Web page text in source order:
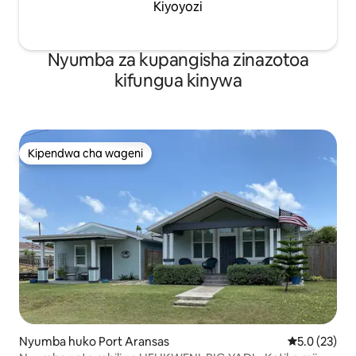
Kiyoyozi
Nyumba za kupangisha zinazotoa
kifungua kinywa
Kipendwa cha wageni
Kipendwa cha wageni
Nyumba huko Port Aransas Ukadiriaji
5.0 (23)